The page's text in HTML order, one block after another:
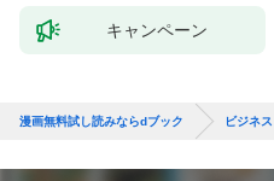
キャンペーン
漫画無料試し読みならdブック ビジネ